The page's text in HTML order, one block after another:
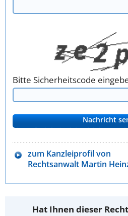
Bitte Sicherheitscode
zum Kanzleiprofil von
Rechtsanwalt Martin
Hat Ihnen dieser